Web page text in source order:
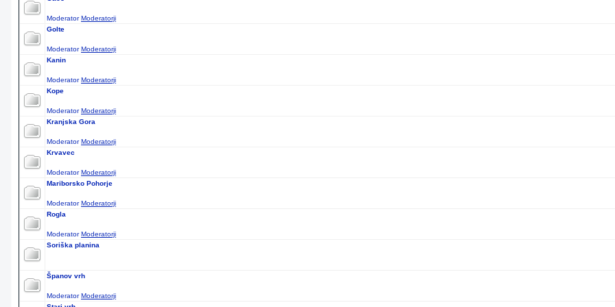
ModeratorModeratorji
Golte
ModeratorModeratorji
Kanin
ModeratorModeratorji
Kope
ModeratorModeratorji
Kranjska Gora
ModeratorModeratorji
Krvavec
ModeratorModeratorji
Mariborsko Pohorje
ModeratorModeratorji
Rogla
ModeratorModeratorji
Soriška planina
Španov vrh
ModeratorModeratorji